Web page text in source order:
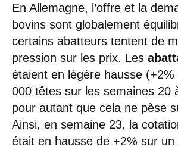
En Allemagne, l’offre et la
bovins sont globalement
certains abatteurs tentent de
pression sur les prix. Les
étaient en légère hausse
000 têtes sur les semaines 20
pour autant que cela ne pèse
Ainsi, en semaine 23, la
était en hausse de +2% sur